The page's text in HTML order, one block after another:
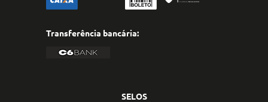
Transferência bancária:
SELOS